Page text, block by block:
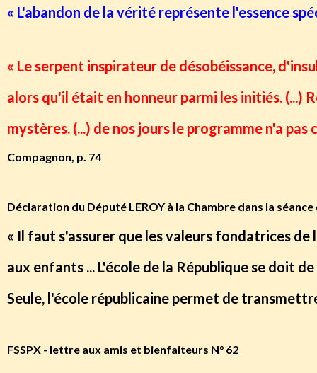
« L'abandon de la vérité représente l'essence
« Le serpent inspirateur de désobéissance,
alors qu'il était en honneur parmi les initiés. (...)
mystères. (...) de nos jours le programme n'a pas
Compagnon, p. 74
Déclaration du Député LEROY à la Chambre dans la
« Il faut s'assurer que les valeurs fondatrices
aux enfants ... L'école de la République se doit
Seule, l'école républicaine permet de
FSSPX - lettre aux amis et bienfaiteurs N° 62